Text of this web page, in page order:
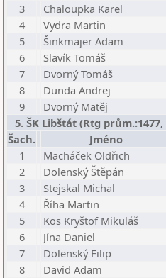
3
Chaloupka Karel
4
Vydra Martin
5
Šinkmajer Adam
6
Slavík Tomáš
7
Dvorný Tomáš
8
Dunda Andrej
9
Dvorný Matěj
5. ŠK Libštát (Rtg prům.:1477,
Šach.
Jméno
1
Macháček Oldřich
2
Dolenský Štěpán
3
Stejskal Michal
4
Říha Martin
5
Kos Kryštof Mikuláš
6
Jína Daniel
7
Dolenský Filip
8
David Adam